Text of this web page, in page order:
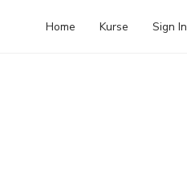
Home Kurse Sign In